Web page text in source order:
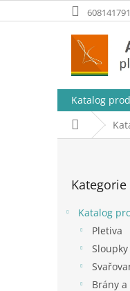
na
608141791
Katalog
Domů
kategorie
Kategorie
Katalog
Pletiva
Brány